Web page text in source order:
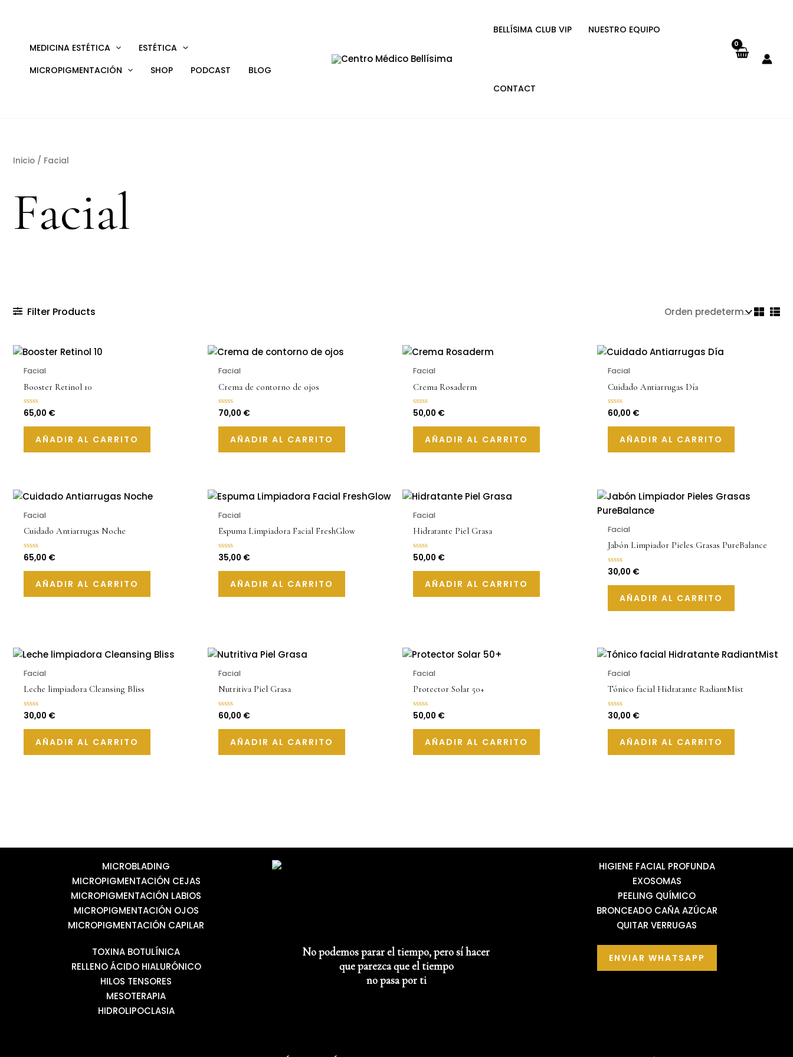
MEDICINA ESTÉTICA
ESTÉTICA
MICROPIGMENTACIÓN
SHOP PODCAST BLOG
BELLÍSIMA CLUB VIP NUESTRO EQUIPO
CONTACT
Inicio / Facial
Facial
Filter Products
Facial
Booster Retinol 10
Valorado
con
0
65,00 €
AÑADIR AL CARRITO
Facial
Crema de contorno de ojos
Valorado
con
0
70,00 €
AÑADIR AL CARRITO
Facial
Crema Rosaderm
Valorado
con
0
50,00 €
AÑADIR AL CARRITO
Facial
Cuidado Antiarrugas Día
Valorado
con
0
60,00 €
AÑADIR AL CARRITO
Facial
Cuidado Antiarrugas Noche
Valorado
con
0
65,00 €
AÑADIR AL CARRITO
Facial
Espuma Limpiadora Facial FreshGlow
Valorado
con
0
35,00 €
AÑADIR AL CARRITO
Facial
Hidratante Piel Grasa
Valorado
con
0
50,00 €
AÑADIR AL CARRITO
Facial
Jabón Limpiador Pieles Grasas PureBalance
Valorado
con
0
30,00 €
AÑADIR AL CARRITO
Facial
Leche limpiadora Cleansing Bliss
Valorado
con
0
30,00 €
AÑADIR AL CARRITO
Facial
Nutritiva Piel Grasa
Valorado
con
0
60,00 €
AÑADIR AL CARRITO
Facial
Protector Solar 50+
Valorado
con
0
50,00 €
AÑADIR AL CARRITO
Facial
Tónico facial Hidratante RadiantMist
Valorado
con
0
30,00 €
AÑADIR AL CARRITO
MICROBLADING
MICROPIGMENTACIÓN CEJAS
MICROPIGMENTACIÓN LABIOS
MICROPIGMENTACIÓN OJOS
MICROPIGMENTACIÓN CAPILAR
HIGIENE FACIAL PROFUNDA
EXOSOMAS
PEELING QUÍMICO
BRONCEADO CAÑA AZÚCAR
QUITAR VERRUGAS
TOXINA BOTULÍNICA
RELLENO ÁCIDO HIALURÓNICO
HILOS TENSORES
MESOTERAPIA
HIDROLIPOCLASIA
No podemos parar el tiempo, pero sí hacer
que parezca que el tiempo
no pasa por ti
ENVIAR WHATSAPP